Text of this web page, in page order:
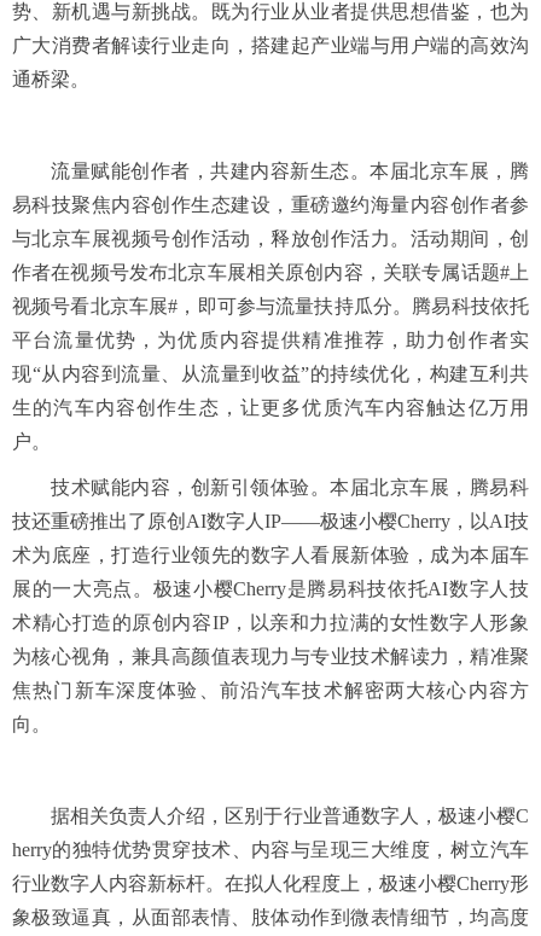
势、新机遇与新挑战。既为行业从业者提供思想借鉴，也为
广大消费者解读行业走向，搭建起产业端与用户端的高效沟
通桥梁。
流量赋能创作者，共建内容新生态。本届北京车展，腾
易科技聚焦内容创作生态建设，重磅邀约海量内容创作者参
与北京车展视频号创作活动，释放创作活力。活动期间，创
作者在视频号发布北京车展相关原创内容，关联专属话题#上
视频号看北京车展#，即可参与流量扶持瓜分。腾易科技依托
平台流量优势，为优质内容提供精准推荐，助力创作者实
现“从内容到流量、从流量到收益”的持续优化，构建互利共
生的汽车内容创作生态，让更多优质汽车内容触达亿万用
户。
技术赋能内容，创新引领体验。本届北京车展，腾易科
技还重磅推出了原创AI数字人IP——极速小樱Cherry，以AI技
术为底座，打造行业领先的数字人看展新体验，成为本届车
展的一大亮点。极速小樱Cherry是腾易科技依托AI数字人技
术精心打造的原创内容IP，以亲和力拉满的女性数字人形象
为核心视角，兼具高颜值表现力与专业技术解读力，精准聚
焦热门新车深度体验、前沿汽车技术解密两大核心内容方
向。
据相关负责人介绍，区别于行业普通数字人，极速小樱C
herry的独特优势贯穿技术、内容与呈现三大维度，树立汽车
行业数字人内容新标杆。在拟人化程度上，极速小樱Cherry形
象极致逼真，从面部表情、肢体动作到微表情细节，均高度